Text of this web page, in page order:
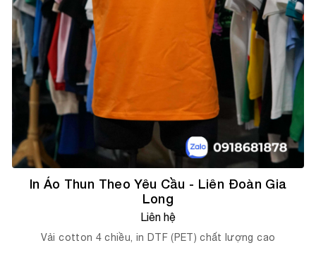
In Áo Thun Theo Yêu Cầu - Liên Đoàn Gia
Long
Liên hệ
Vải cotton 4 chiều, in DTF (PET) chất lượng cao